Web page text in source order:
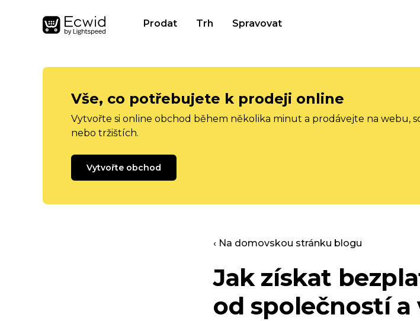
Prodat Trh Spravovat
Vše, co potřebujete k prodeji online
Vytvořte si online obchod během několika minut a prodávejte na webu,
nebo tržištích.
Vytvořte obchod
‹ Na domovskou stránku blogu
Jak získat
od společností a